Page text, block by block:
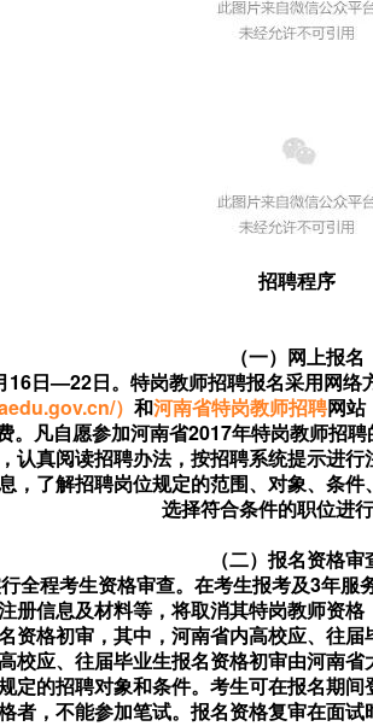
招聘程序
（一）网上报名
16日—22日。特岗教师招聘报名采用网络
）和河南省特岗教师招聘网站
。凡自愿参加河南省2017年特岗教师招
认真阅读招聘办法，按招聘系统提示进
，了解招聘岗位规定的范围、对象、条
选择符合条件的职位进
（二）报名资格审
全程考生资格审查。在考生报考及3年
册信息及材料等，将取消其特岗教师资
资格初审，其中，河南省内高校应、往
校应、往届毕业生报名资格初审由河南
定的招聘对象和条件。考生可在报名期
者，不能参加笔试。报名资格复审在面